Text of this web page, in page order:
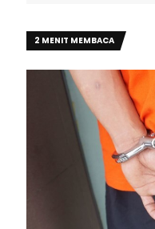
2 MENIT MEMBACA